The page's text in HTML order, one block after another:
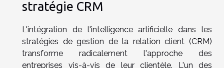
stratégie CRM
L'intégration de l'intelligence artificielle dans les
stratégies de gestion de la relation client (CRM)
transforme radicalement l'approche des
entreprises vis-à-vis de leur clientèle. L'un des